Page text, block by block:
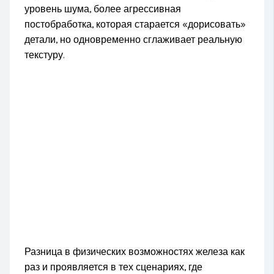
уровень шума, более агрессивная
постобработка, которая старается «дорисовать»
детали, но одновременно сглаживает реальную
текстуру.
Разница в физических возможностях железа как
раз и проявляется в тех сценариях, где